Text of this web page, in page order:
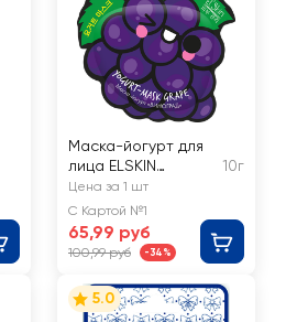
Маска-йогурт для
лица ELSKIN
Виноград
10г
Цена за 1 шт
С Картой №1
65,99 руб
100,99 руб -34%
5.0